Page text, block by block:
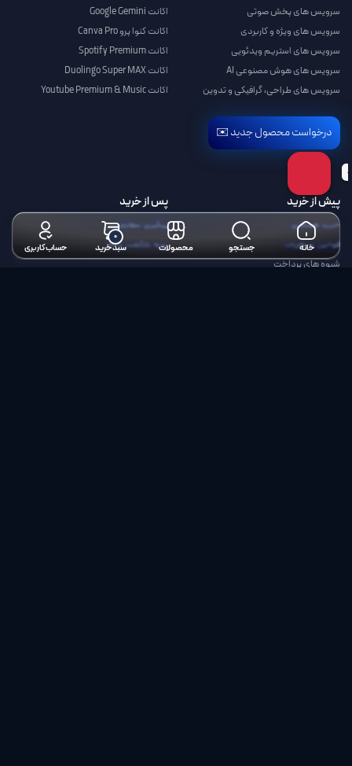
سرویس های پخش صوتی
سرویس های ویژه و کاربردی
سرویس های استریم ویدئویی
سرویس های هوش مصنوعی AI
سرویس های طراحی، گرافیکی و تدوین
درخواست محصول جدید ✉️
اکانت Google Gemini
اکانت کنوا پرو Canva Pro
اکانت Spotify Premium
اکانت Duolingo Super MAX
اکانت Youtube Premium & Music
پیش از خرید
خرید همکاری
قوانین و مقررات
شیوه های پرداخت
پس از خرید
پیگیری سفارش
رویه بازگشت وجه
خانه جستجو محصولات سبد خرید
۰
حساب کاربری